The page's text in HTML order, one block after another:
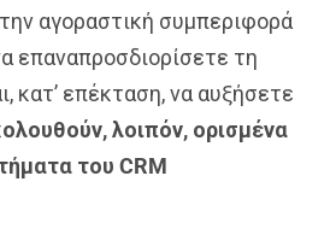
αγοραστική συμπεριφορά
επαναπροσδιορίσετε τη
κατ’ επέκταση, να αυξήσετε
λοιπόν, ορισμένα
του CRM